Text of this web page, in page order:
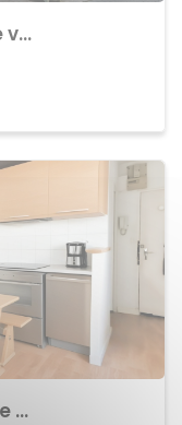
Achat Appartement centre ville
Achat Appartement Jeanne d'Arc